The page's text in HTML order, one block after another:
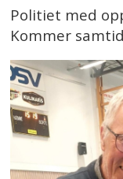
Politiet med
Kommer